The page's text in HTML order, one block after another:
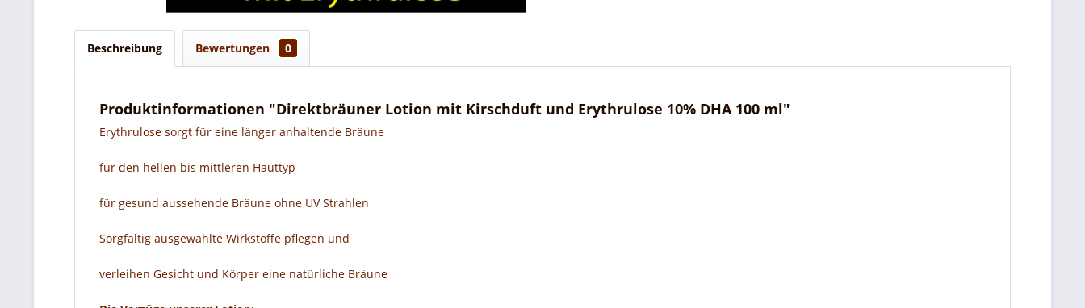
Beschreibung Bewertungen 0
Produktinformationen "Direktbräuner Lotion mit Kirschduft und Erythrulose 10% DHA 100 ml"
Erythrulose sorgt für eine länger anhaltende Bräune
für den hellen bis mittleren Hauttyp
für gesund aussehende Bräune ohne UV Strahlen
Sorgfältig ausgewählte Wirkstoffe pflegen und
verleihen Gesicht und Körper eine natürliche Bräune